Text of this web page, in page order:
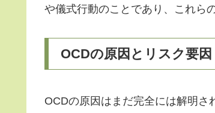
や儀式行動のことであり、これら
OCDの原因とリスク要因
OCDの原因はまだ完全には解明さ